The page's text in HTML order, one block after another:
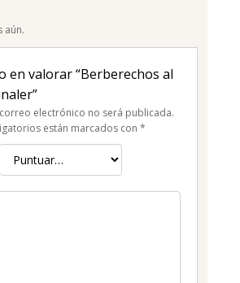
aún.
en valorar “Berberechos al
electrónico no será publicada.
están marcados con *